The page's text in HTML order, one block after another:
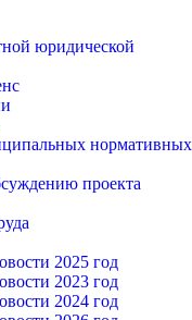
юридической
нормативных
проекта
2025 год
2023 год
2024 год